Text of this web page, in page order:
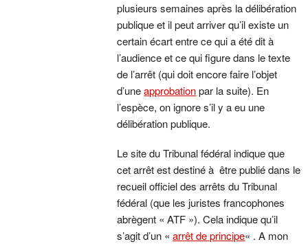
plusieurs semaines après la délibération
publique et il peut arriver qu’il existe un
certain écart entre ce qui a été dit à
l’audience et ce qui figure dans le texte
de l’arrêt (qui doit encore faire l’objet
d’uneapprobationpar la suite). En
l’espèce, on ignore s’il y a eu une
délibération publique.
Le site du Tribunal fédéral indique que
cet arrêt est destiné à être publié dans le
recueil officiel des arrêts du Tribunal
fédéral (que les juristes francophones
abrègent « ATF »). Cela indique qu’il
s’agit d’un «arrêt de principe« . A mon